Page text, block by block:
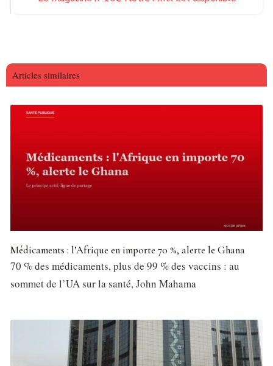
Articles similaires
Médicaments : l’Afrique en importe 70 %, alerte le Ghana
70 % des médicaments, plus de 99 % des vaccins : au
sommet de l’UA sur la santé, John Mahama